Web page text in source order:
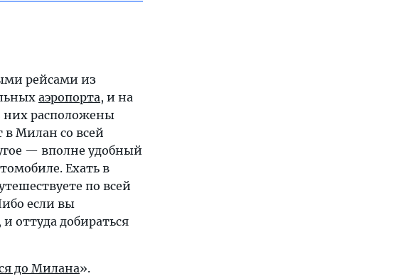
рейсами из
аэропорта, и на
них расположены
в Милан со всей
— вполне удобный
Ехать в
по всей
если вы
оттуда добираться
до Милана».